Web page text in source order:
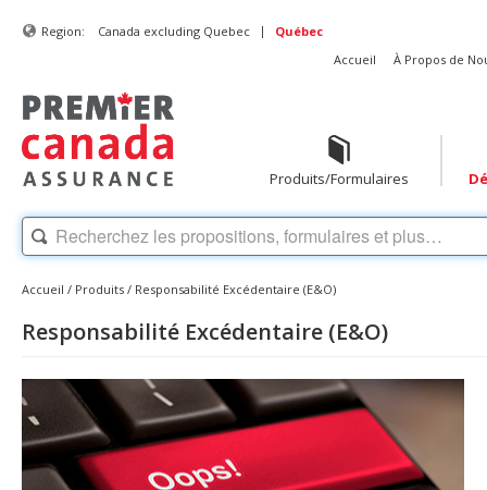
Region: Canada excluding Quebec |
Québec
Accueil
À Propos de
Produits/Formulaires
Accueil / Produits / Responsabilité Excédentaire (E&O)
Responsabilité Excédentaire (E&O)